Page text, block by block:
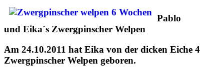
Pablo
und Eika´s Zwergpinscher Welpen
Am 24.10.2011 hat Eika von der dicken Eiche 4
Zwergpinscher Welpen geboren.